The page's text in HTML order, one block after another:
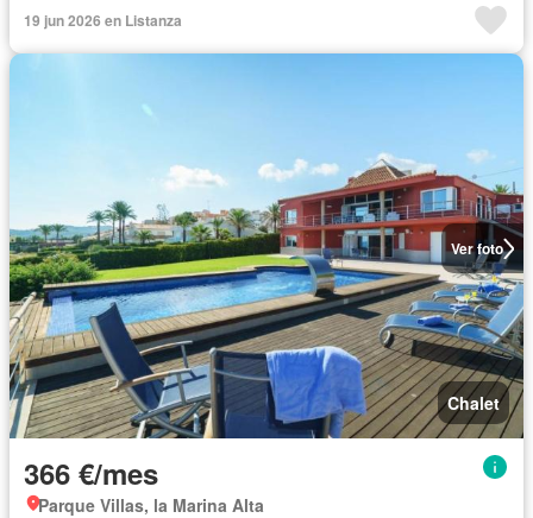
19 jun 2026 en Listanza
Ver foto
Chalet
366 €/mes
Parque Villas, la Marina Alta